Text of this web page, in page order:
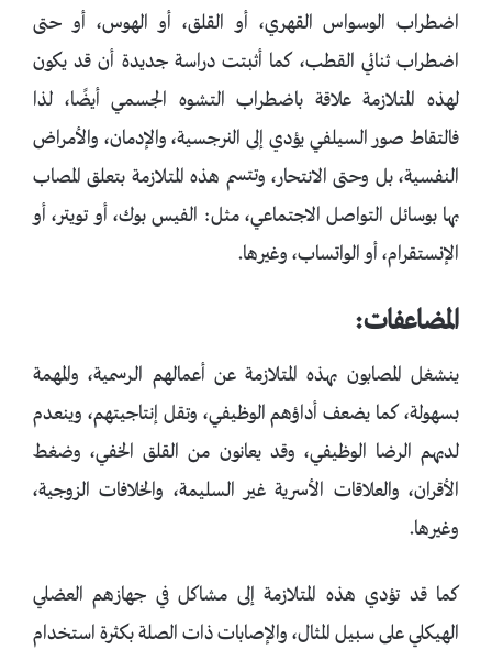
اضطراب الوسواس القهري، أو القلق، أو الهوس، أو حتى
اضطراب ثنائي القطب، كما أثبتت دراسة جديدة أن قد يكون
لهذه المتلازمة علاقة باضطراب التشوه الجسمي أيضًا، لذا
فالتقاط صور السيلفي يؤدي إلى النرجسية، والإدمان، والأمراض
النفسية، بل وحتى الانتحار، وتتسم هذه المتلازمة بتعلق المصاب
بها بوسائل التواصل الاجتماعي، مثل: الفيس بوك، أو تويتر، أو
الإنستقرام، أو الواتساب، وغيرها.
المضاعفات:
ينشغل المصابون بهذه المتلازمة عن أعمالهم الرسمية، والمهمة
بسهولة، كما يضعف أداؤهم الوظيفي، وتقل إنتاجيتهم، وينعدم
لديهم الرضا الوظيفي، وقد يعانون من القلق الخفي، وضغط
الأقران، والعلاقات الأسرية غير السليمة، والخلافات الزوجية،
وغيرها.
كما قد تؤدي هذه المتلازمة إلى مشاكل في جهازهم العضلي
الهيكلي على سبيل المثال، والإصابات ذات الصلة بكثرة استخدام